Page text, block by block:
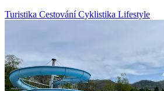
Turistika CestováníCyklistika Lifestyle